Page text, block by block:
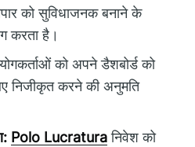
को सुविधाजनक बनाने के
करता है।
को अपने डैशबोर्ड को
निजीकृत करने की अनुमति
Polo Lucraturaनिवेश को